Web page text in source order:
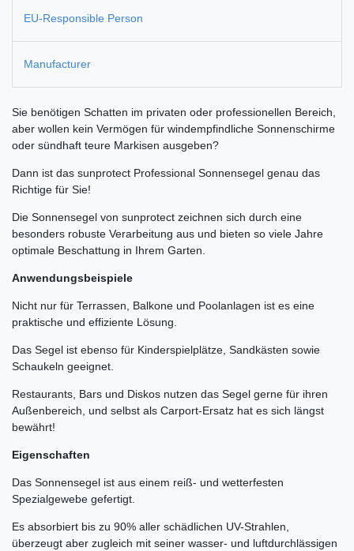
EU-Responsible Person
Manufacturer
Sie benötigen Schatten im privaten oder professionellen Bereich,
aber wollen kein Vermögen für windempfindliche Sonnenschirme
oder sündhaft teure Markisen ausgeben?
Dann ist das sunprotect Professional Sonnensegel genau das
Richtige für Sie!
Die Sonnensegel von sunprotect zeichnen sich durch eine
besonders robuste Verarbeitung aus und bieten so viele Jahre
optimale Beschattung in Ihrem Garten.
Anwendungsbeispiele
Nicht nur für Terrassen, Balkone und Poolanlagen ist es eine
praktische und effiziente Lösung.
Das Segel ist ebenso für Kinderspielplätze, Sandkästen sowie
Schaukeln geeignet.
Restaurants, Bars und Diskos nutzen das Segel gerne für ihren
Außenbereich, und selbst als Carport-Ersatz hat es sich längst
bewährt!
Eigenschaften
Das Sonnensegel ist aus einem reiß- und wetterfesten
Spezialgewebe gefertigt.
Es absorbiert bis zu 90% aller schädlichen UV-Strahlen,
überzeugt aber zugleich mit seiner wasser- und luftdurchlässigen